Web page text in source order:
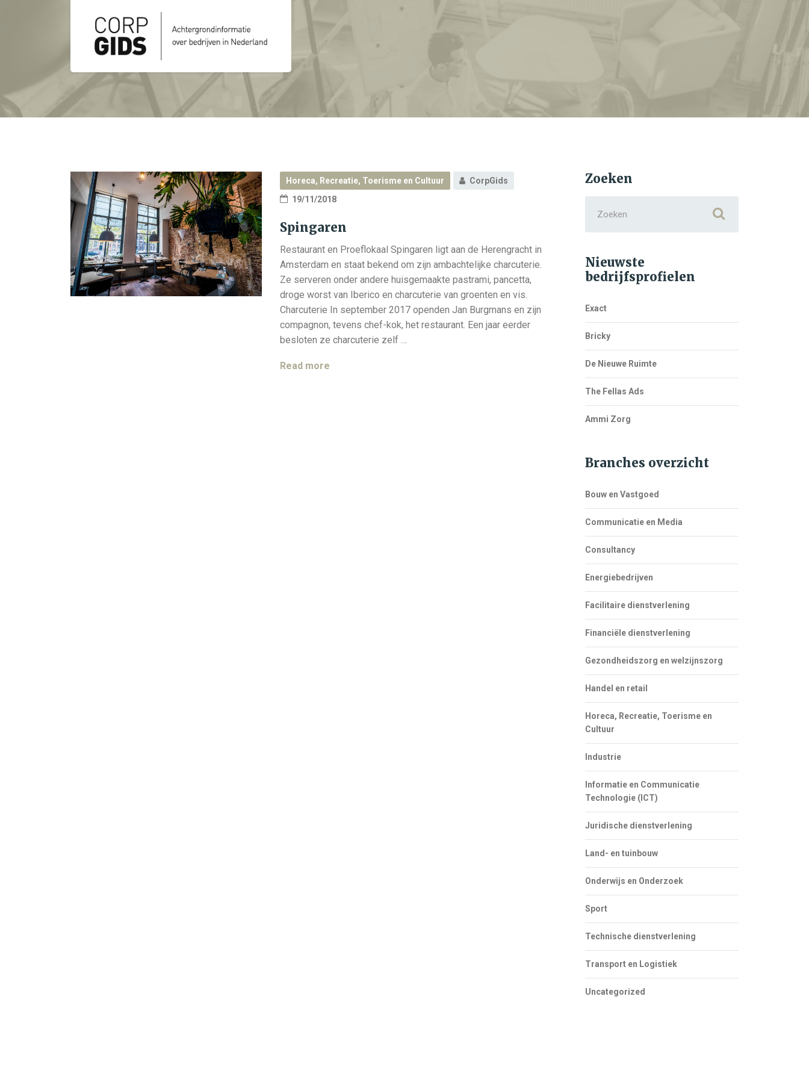
Horeca, Recreatie, Toerisme en Cultuur
CorpGids
19/11/2018
Spingaren
Restaurant en Proeflokaal Spingaren ligt aan de Herengracht in
Amsterdam en staat bekend om zijn ambachtelijke charcuterie.
Ze serveren onder andere huisgemaakte pastrami, pancetta,
droge worst van Iberico en charcuterie van groenten en vis.
Charcuterie In september 2017 openden Jan Burgmans en zijn
compagnon, tevens chef-kok, het restaurant. Een jaar eerder
besloten ze charcuterie zelf …
Read more
Zoeken
for:
Nieuwste
bedrijfsprofielen
Exact
Bricky
De Nieuwe Ruimte
The Fellas Ads
Ammi Zorg
Branches overzicht
Bouw en Vastgoed
Communicatie en Media
Consultancy
Energiebedrijven
Facilitaire dienstverlening
Financiële dienstverlening
Gezondheidszorg en welzijnszorg
Handel en retail
Horeca, Recreatie, Toerisme en
Cultuur
Industrie
Informatie en Communicatie
Technologie (ICT)
Juridische dienstverlening
Land- en tuinbouw
Onderwijs en Onderzoek
Sport
Technische dienstverlening
Transport en Logistiek
Uncategorized